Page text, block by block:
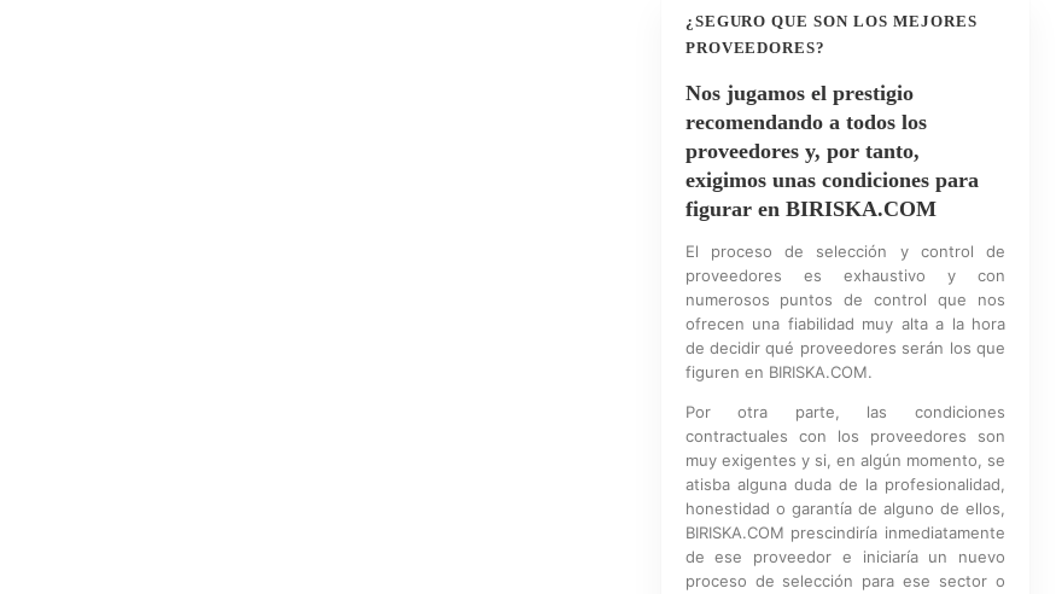
¿SEGURO QUE SON LOS MEJORES
PROVEEDORES?
Nos jugamos el prestigio
recomendando a todos los
proveedores y, por tanto,
exigimos unas condiciones para
figurar en BIRISKA.COM
El proceso de selección y control de
proveedores es exhaustivo y con
numerosos puntos de control que nos
ofrecen una fiabilidad muy alta a la hora
de decidir qué proveedores serán los que
figuren en BIRISKA.COM.
Por otra parte, las condiciones
contractuales con los proveedores son
muy exigentes y si, en algún momento, se
atisba alguna duda de la profesionalidad,
honestidad o garantía de alguno de ellos,
BIRISKA.COM prescindiría inmediatamente
de ese proveedor e iniciaría un nuevo
proceso de selección para ese sector o